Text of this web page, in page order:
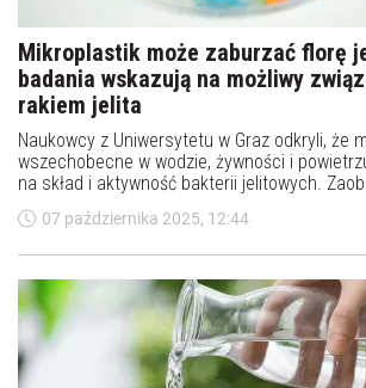
Mikroplastik może zaburzać florę
badania wskazują na możliwy
rakiem jelita
Naukowcy z Uniwersytetu w Graz odkryli, że
wszechobecne w wodzie, żywności i
na skład i aktywność bakterii jelitowych.
przypominają wzorce powiązane wcześniej z
jelita grubego. Badacze ostrzegają, że skutki
07 października 2025, 12:44